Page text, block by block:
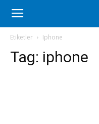
Romanya
Haber
Etiketler Iphone
Tag: iphone